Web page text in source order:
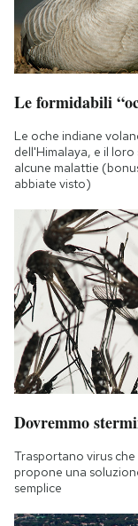
Le formidabili
Le oche indiane
dell'Himalaya, e il
alcune malattie
abbiate visto)
Dovremmo
Trasportano virus
propone una
semplice